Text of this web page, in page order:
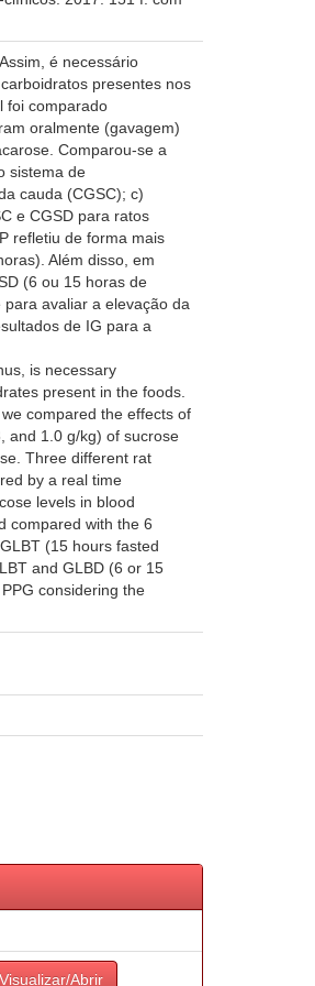
é necessário
presentes nos
foi comparado
oralmente (gavagem)
Comparou-se a
sistema de
cauda (CGSC); c)
e CGSD para ratos
refletiu de forma mais
Além disso, em
(6 ou 15 horas de
avaliar a elevação da
de IG para a
is necessary
present in the foods.
compared the effects of
and 1.0 g/kg) of sucrose
Three different rat
by a real time
levels in blood
compared with the 6
(15 hours fasted
and GLBD (6 or 15
considering the
Visualizar/Abrir